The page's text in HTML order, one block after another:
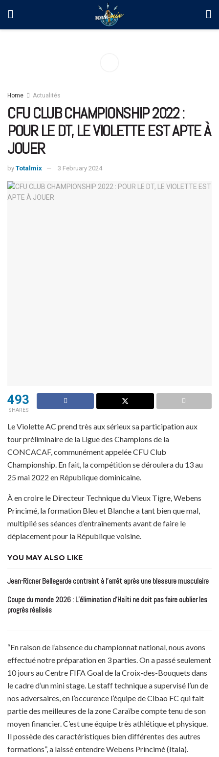
Home Actualités
CFU CLUB CHAMPIONSHIP 2022 :
POUR LE DT, LE VIOLETTE EST APTE À
JOUER
by Totalmix 3 February 2024
493
SHARES
Le Violette AC prend très aux sérieux sa participation aux
tour préliminaire de la Ligue des Champions de la
CONCACAF, communément appelée CFU Club
Championship. En fait, la compétition se déroulera du 13 au
25 mai 2022 en République dominicaine.
À en croire le Directeur Technique du Vieux Tigre, Webens
Princimé, la formation Bleu et Blanche a tant bien que mal,
multiplié ses séances d’entraînements avant de faire le
déplacement pour la République voisine.
YOU MAY ALSO LIKE
Jean-Ricner Bellegarde contraint à l’arrêt après une blessure musculaire
Coupe du monde 2026 : L’élimination d’Haïti ne doit pas faire oublier les
progrès réalisés
“En raison de l’absence du championnat national, nous avons
effectué notre préparation en 3 parties. On a passé seulement
10 jours au Centre FIFA Goal de la Croix-des-Bouquets dans
le cadre d’un mini stage. Le staff technique a supervisé l’un de
nos adversaires, en l’occurence l’équipe de Cibao FC qui fait
partie des meilleures de la zone Caraïbe compte tenu de son
moyen financier. C’est une équipe très athlétique et physique.
Il possède des caractéristiques bien différentes des autres
formations”, a laissé entendre Webens Princimé (Itala).